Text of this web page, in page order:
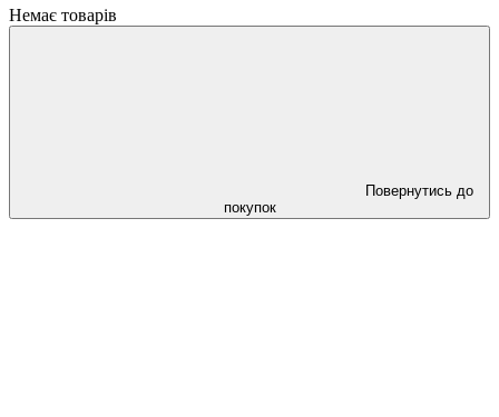
Немає товарів
Повернутись до
покупок